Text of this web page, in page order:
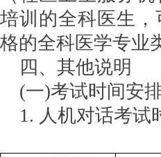
培训的全科医生
格的全科医学专业
四、其他说明
(一)考试时间安排
1. 人机对话考试